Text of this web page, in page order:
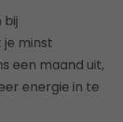
bij
minst
een maand uit,
energie in te